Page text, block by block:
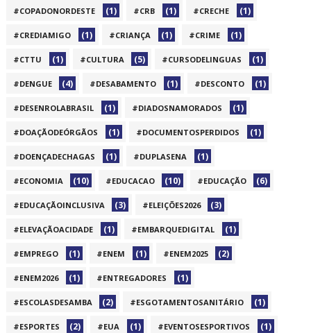
#COPADONORDESTE (1) #CRB (1) #CRECHE (1)
#CREDIAMIGO (1) #CRIANÇA (1) #CRIME (1)
#CTTU (1) #CULTURA (5) #CURSODELINGUAS (1)
#DENGUE (4) #DESABAMENTO (1) #DESCONTO (1)
#DESENROLABRASIL (1) #DIADOSNAMORADOS (1)
#DOAÇÃODEÓRGÃOS (1) #DOCUMENTOSPERDIDOS (1)
#DOENÇADECHAGAS (1) #DUPLASENA (1)
#ECONOMIA (10) #EDUCACAO (10) #EDUCAÇÃO (6)
#EDUCAÇÃOINCLUSIVA (3) #ELEIÇÕES2026 (3)
#ELEVAÇÃOACIDADE (1) #EMBARQUEDIGITAL (1)
#EMPREGO (1) #ENEM (1) #ENEM2025 (2)
#ENEM2026 (1) #ENTREGADORES (1)
#ESCOLASDESAMBA (2) #ESGOTAMENTOSANITÁRIO (1)
#ESPORTES (2) #EUA (1) #EVENTOSESPORTIVOS (1)